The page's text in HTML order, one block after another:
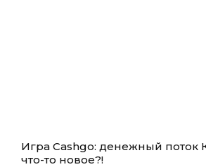
Игра Cashgo: денежный поток
что-то новое?!